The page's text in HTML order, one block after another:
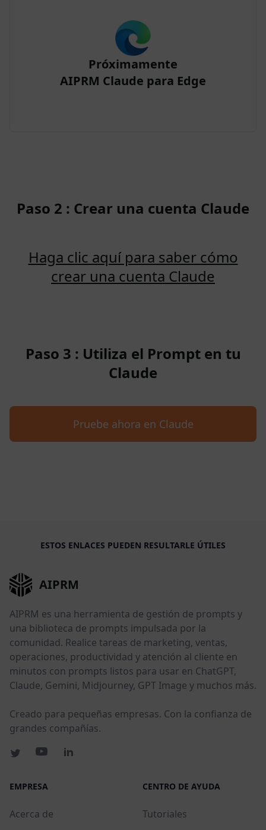
Próximamente
AIPRM Claude para Edge
Paso 2 : Crear una cuenta Claude
Haga clic aquí para saber cómo
crear una cuenta Claude
Paso 3 : Utiliza el Prompt en tu
Claude
Pruebe ahora en Claude
ESTOS ENLACES PUEDEN RESULTARLE ÚTILES
AIPRM
AIPRM es una herramienta de gestión de prompts y
una biblioteca de prompts impulsada por la
comunidad. Realice tareas de marketing, ventas,
operaciones, productividad y atención al cliente en
minutos con prompts listos para usar en ChatGPT,
Claude, Gemini, Midjourney, GPT Image y muchos más.
Creado para pequeñas empresas. Con la confianza de
grandes compañías.
EMPRESA
Acerca de
CENTRO DE AYUDA
Tutoriales